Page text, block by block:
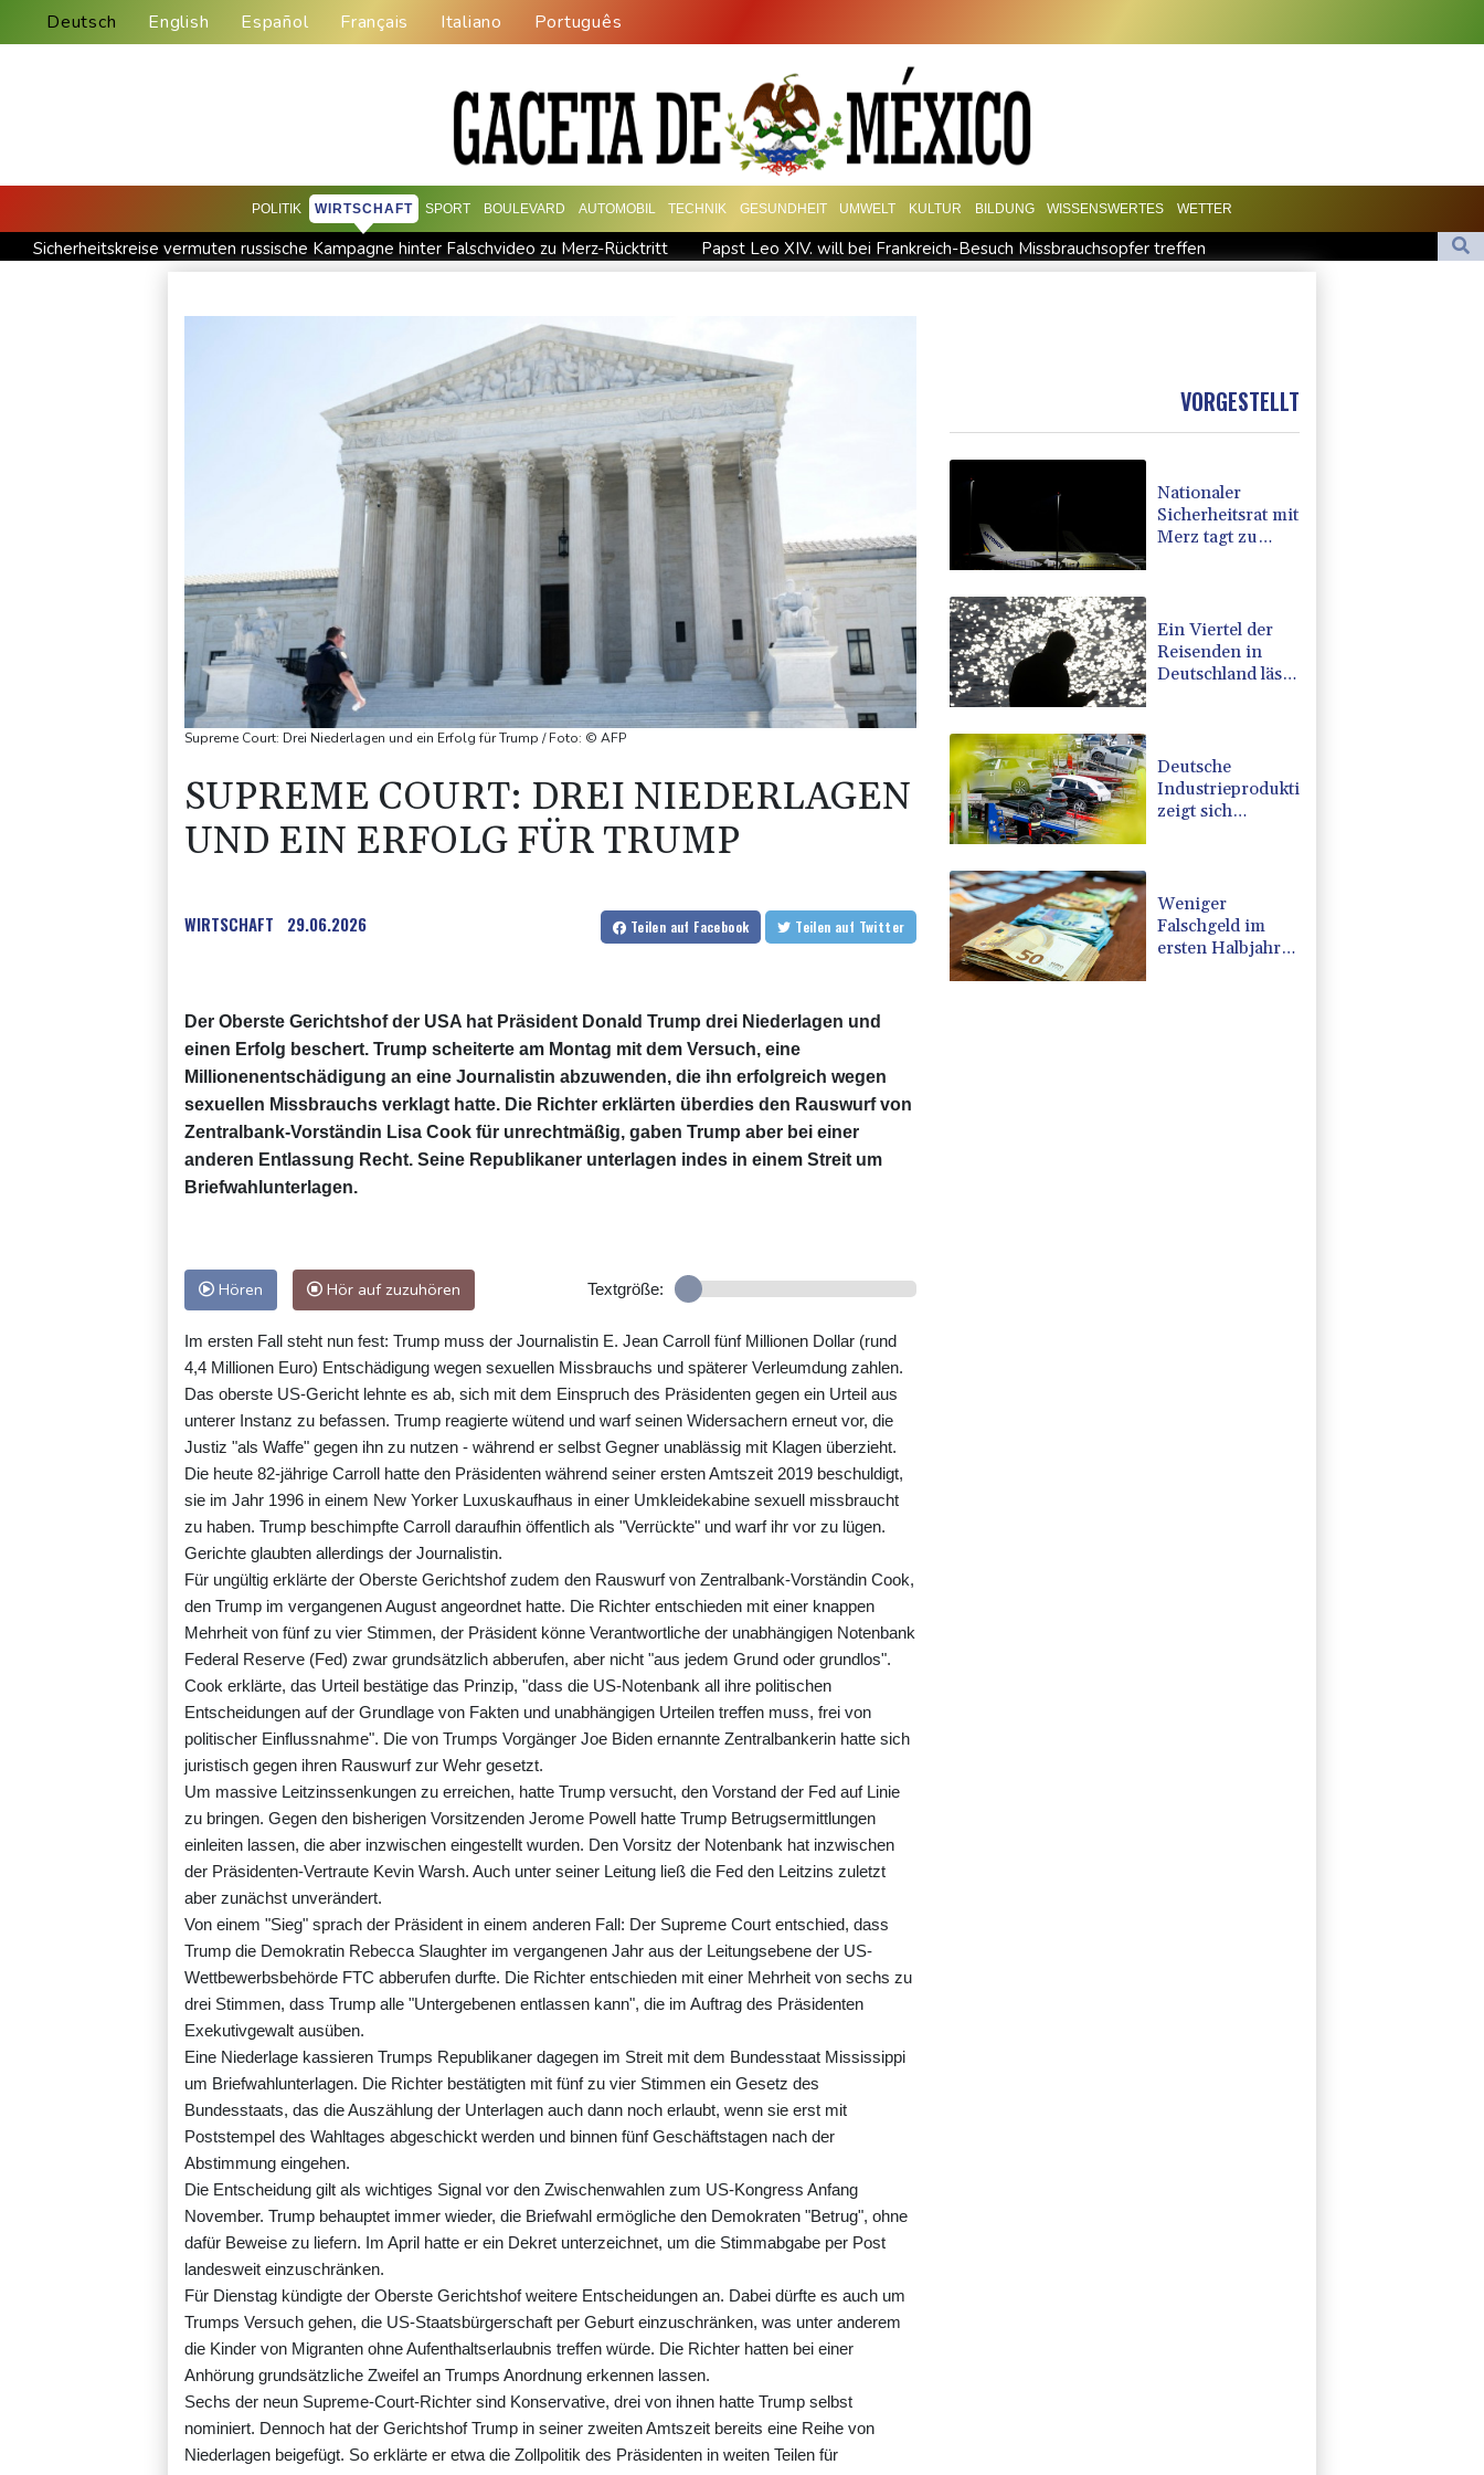
Deutsch English Español Français Italiano Português
POLITIK WIRTSCHAFT SPORT BOULEVARD AUTOMOBIL TECHNIK GESUNDHEIT UMWELT KULTUR BILDUNG WISSENSWERTES WETTER
Sicherheitskreise vermuten russische Kampagne hinter Falschvideo zu Merz-Rücktritt
Papst Leo XIV. will bei Frankreich-Besuch Missbrauchsopfer treffen
Frankreichs Außenminister Barrot kündigt Reaktion auf russische Wahlkampf-Einmischung an
Verurteilte Linksextremistin: Bundesgerichtshof bestätigt Beugehaft für Lina E.
Verweigerter Dopingtest: NADA will Vierjahressperre für Ansah
Medien: Türkischer Präsident Erdogan zu Dreiergipfel in Saudi-Arabien eingetroffen
Supreme Court: Drei Niederlagen und ein Erfolg für Trump / Foto: © AFP
SUPREME COURT: DREI NIEDERLAGEN
UND EIN ERFOLG FÜR TRUMP
WIRTSCHAFT 29.06.2026 Teilen auf Facebook Teilen auf Twitter
Der Oberste Gerichtshof der USA hat Präsident Donald Trump drei Niederlagen und
einen Erfolg beschert. Trump scheiterte am Montag mit dem Versuch, eine
Millionenentschädigung an eine Journalistin abzuwenden, die ihn erfolgreich wegen
sexuellen Missbrauchs verklagt hatte. Die Richter erklärten überdies den Rauswurf von
Zentralbank-Vorständin Lisa Cook für unrechtmäßig, gaben Trump aber bei einer
anderen Entlassung Recht. Seine Republikaner unterlagen indes in einem Streit um
Briefwahlunterlagen.
Hören Hör auf zuzuhören Textgröße:
Im ersten Fall steht nun fest: Trump muss der Journalistin E. Jean Carroll fünf Millionen Dollar (rund
4,4 Millionen Euro) Entschädigung wegen sexuellen Missbrauchs und späterer Verleumdung zahlen.
Das oberste US-Gericht lehnte es ab, sich mit dem Einspruch des Präsidenten gegen ein Urteil aus
unterer Instanz zu befassen. Trump reagierte wütend und warf seinen Widersachern erneut vor, die
Justiz "als Waffe" gegen ihn zu nutzen - während er selbst Gegner unablässig mit Klagen überzieht.
Die heute 82-jährige Carroll hatte den Präsidenten während seiner ersten Amtszeit 2019 beschuldigt,
sie im Jahr 1996 in einem New Yorker Luxuskaufhaus in einer Umkleidekabine sexuell missbraucht
zu haben. Trump beschimpfte Carroll daraufhin öffentlich als "Verrückte" und warf ihr vor zu lügen.
Gerichte glaubten allerdings der Journalistin.
Für ungültig erklärte der Oberste Gerichtshof zudem den Rauswurf von Zentralbank-Vorständin Cook,
den Trump im vergangenen August angeordnet hatte. Die Richter entschieden mit einer knappen
Mehrheit von fünf zu vier Stimmen, der Präsident könne Verantwortliche der unabhängigen Notenbank
Federal Reserve (Fed) zwar grundsätzlich abberufen, aber nicht "aus jedem Grund oder grundlos".
Cook erklärte, das Urteil bestätige das Prinzip, "dass die US-Notenbank all ihre politischen
Entscheidungen auf der Grundlage von Fakten und unabhängigen Urteilen treffen muss, frei von
politischer Einflussnahme". Die von Trumps Vorgänger Joe Biden ernannte Zentralbankerin hatte sich
juristisch gegen ihren Rauswurf zur Wehr gesetzt.
Um massive Leitzinssenkungen zu erreichen, hatte Trump versucht, den Vorstand der Fed auf Linie
zu bringen. Gegen den bisherigen Vorsitzenden Jerome Powell hatte Trump Betrugsermittlungen
einleiten lassen, die aber inzwischen eingestellt wurden. Den Vorsitz der Notenbank hat inzwischen
der Präsidenten-Vertraute Kevin Warsh. Auch unter seiner Leitung ließ die Fed den Leitzins zuletzt
aber zunächst unverändert.
Von einem "Sieg" sprach der Präsident in einem anderen Fall: Der Supreme Court entschied, dass
Trump die Demokratin Rebecca Slaughter im vergangenen Jahr aus der Leitungsebene der US-
Wettbewerbsbehörde FTC abberufen durfte. Die Richter entschieden mit einer Mehrheit von sechs zu
drei Stimmen, dass Trump alle "Untergebenen entlassen kann", die im Auftrag des Präsidenten
Exekutivgewalt ausüben.
Eine Niederlage kassieren Trumps Republikaner dagegen im Streit mit dem Bundesstaat Mississippi
um Briefwahlunterlagen. Die Richter bestätigten mit fünf zu vier Stimmen ein Gesetz des
Bundesstaats, das die Auszählung der Unterlagen auch dann noch erlaubt, wenn sie erst mit
Poststempel des Wahltages abgeschickt werden und binnen fünf Geschäftstagen nach der
Abstimmung eingehen.
Die Entscheidung gilt als wichtiges Signal vor den Zwischenwahlen zum US-Kongress Anfang
November. Trump behauptet immer wieder, die Briefwahl ermögliche den Demokraten "Betrug", ohne
dafür Beweise zu liefern. Im April hatte er ein Dekret unterzeichnet, um die Stimmabgabe per Post
landesweit einzuschränken.
Für Dienstag kündigte der Oberste Gerichtshof weitere Entscheidungen an. Dabei dürfte es auch um
Trumps Versuch gehen, die US-Staatsbürgerschaft per Geburt einzuschränken, was unter anderem
die Kinder von Migranten ohne Aufenthaltserlaubnis treffen würde. Die Richter hatten bei einer
Anhörung grundsätzliche Zweifel an Trumps Anordnung erkennen lassen.
Sechs der neun Supreme-Court-Richter sind Konservative, drei von ihnen hatte Trump selbst
nominiert. Dennoch hat der Gerichtshof Trump in seiner zweiten Amtszeit bereits eine Reihe von
Niederlagen beigefügt. So erklärte er etwa die Zollpolitik des Präsidenten in weiten Teilen für
VORGESTELLT
Nationaler
Sicherheitsrat mit
Merz tagt zu
Ein Viertel der
Reisenden in
Deutschland lässt
Deutsche
Industrieproduktion
zeigt sich
Weniger
Falschgeld im
ersten Halbjahr